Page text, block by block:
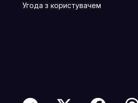
Угода з користувачем